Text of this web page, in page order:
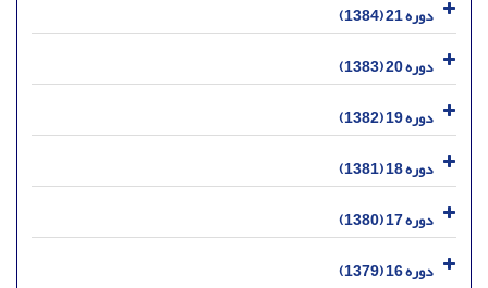
دوره 21 (1384)
دوره 20 (1383)
دوره 19 (1382)
دوره 18 (1381)
دوره 17 (1380)
دوره 16 (1379)